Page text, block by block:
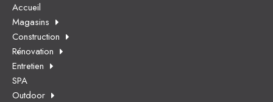
Accueil
Magasins
Construction
Rénovation
Entretien
SPA
Outdoor